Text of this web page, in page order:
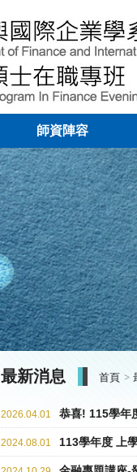
師資陣容
最新消息 首頁
2026.04.01 恭喜! 115學年
2024.08.01 113學年度 上